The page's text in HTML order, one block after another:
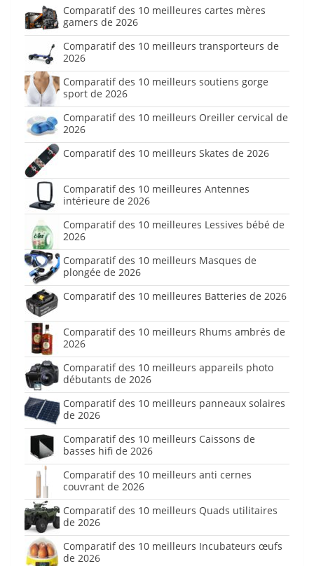
Comparatif des 10 meilleures cartes mères
gamers de 2026
Comparatif des 10 meilleurs transporteurs de
2026
Comparatif des 10 meilleurs soutiens gorge
sport de 2026
Comparatif des 10 meilleurs Oreiller cervical de
2026
Comparatif des 10 meilleurs Skates de 2026
Comparatif des 10 meilleures Antennes
intérieure de 2026
Comparatif des 10 meilleures Lessives bébé de
2026
Comparatif des 10 meilleurs Masques de
plongée de 2026
Comparatif des 10 meilleures Batteries de 2026
Comparatif des 10 meilleurs Rhums ambrés de
2026
Comparatif des 10 meilleurs appareils photo
débutants de 2026
Comparatif des 10 meilleurs panneaux solaires
de 2026
Comparatif des 10 meilleurs Caissons de
basses hifi de 2026
Comparatif des 10 meilleurs anti cernes
couvrant de 2026
Comparatif des 10 meilleurs Quads utilitaires
de 2026
Comparatif des 10 meilleurs Incubateurs œufs
de 2026